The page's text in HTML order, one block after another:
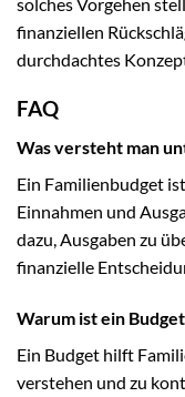
finanziellen
durchdachtes
FAQ
Was versteht man
Ein Familienbudget
Einnahmen und
dazu, Ausgaben zu
finanzielle
Warum ist ein
Ein Budget hilft
verstehen und zu